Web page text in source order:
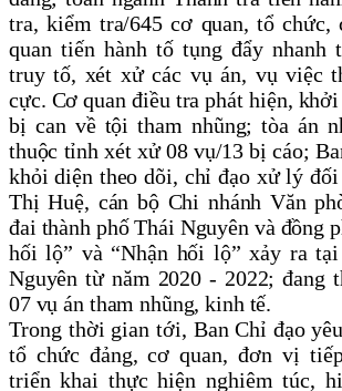
tra, kiểm tra/645 cơ quan, tổ chức,
quan tiến hành tố tụng đẩy nhanh
truy tố, xét xử các vụ án, vụ việc
cực. Cơ quan điều tra phát hiện,
bị can về tội tham nhũng;tòa án
thuộc tỉnh xét xử 08 vụ/13 bị cáo;
khỏi diện theo dõi, chỉ đạo xử lý
Thị Huệ, cán bộ Chi nhánh Văn
đai thành phố Thái Nguyên và đồng
hối lộ” và “Nhận hối lộ” xảy ra
Nguyên từ năm 2020 - 2022; đang
07 vụ án tham nhũng, kinh tế.
Trong thời gian tới, Ban Chỉ đạo
tổ chức đảng, cơ quan, đơn vị t
triển khai thực hiện nghiêm túc,